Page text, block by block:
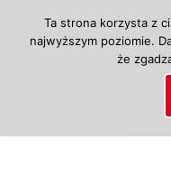
Przejdź
Ta strona korzysta z
najwyższym poziomie.
że